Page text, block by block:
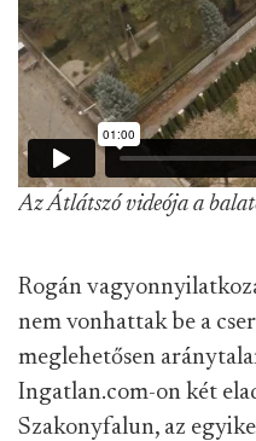
Az Átlátszó videója a
Rogán
nem vonhattak be a
meglehetősen
Ingatlan.com-on két
Szakonyfalun, az